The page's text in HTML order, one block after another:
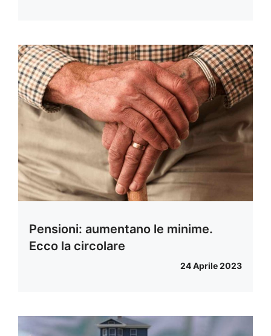
Pensioni: aumentano le minime.
Ecco la circolare
24 Aprile 2023